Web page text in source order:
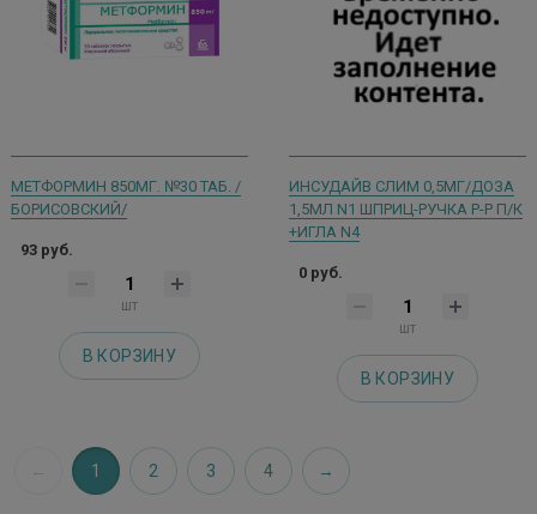
МЕТФОРМИН 850МГ. №30 ТАБ. /
БОРИСОВСКИЙ/
93 руб.
шт
В КОРЗИНУ
ИНСУДАЙВ СЛИМ 0,5МГ/ДОЗА
1,5МЛ N1 ШПРИЦ-РУЧКА Р-Р П/К
+ИГЛА N4
0 руб.
шт
В КОРЗИНУ
1 2 3 4